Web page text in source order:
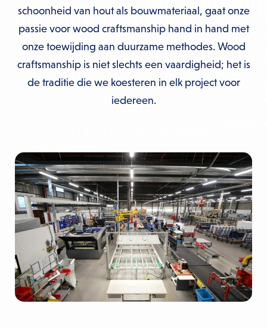
schoonheid van hout als bouwmateriaal, gaat onze
passie voor wood craftsmanship hand in hand met
onze toewijding aan duurzame methodes. Wood
craftsmanship is niet slechts een vaardigheid; het is
de traditie die we koesteren in elk project voor
iedereen.